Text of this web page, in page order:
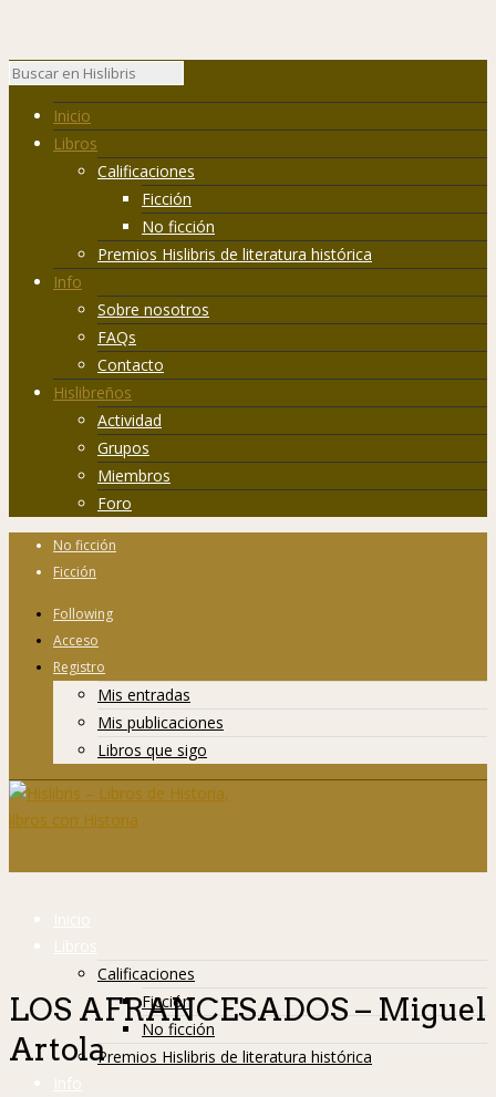
Inicio
Libros
Calificaciones
Ficción
No ficción
Premios Hislibris de literatura histórica
Info
Sobre nosotros
FAQs
Contacto
Hislibreños
Actividad
Grupos
Miembros
Foro
No ficción
Ficción
Following
Acceso
Registro
Mis entradas
Mis publicaciones
Libros que sigo
Inicio
Libros
Calificaciones
Ficción
No ficción
Premios Hislibris de literatura histórica
Info
LOS AFRANCESADOS – Miguel
Artola